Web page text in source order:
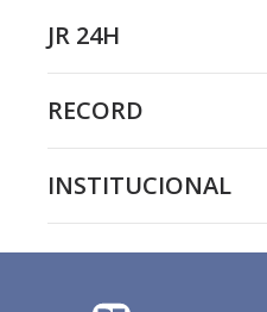
JR 24H
RECORD
INSTITUCIONAL